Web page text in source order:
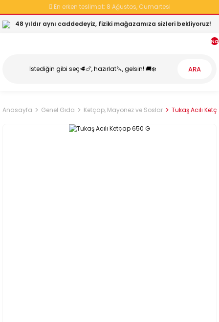
En erken teslimat: 8 Ağustos, Cumartesi
48 yıldır aynı caddedeyiz, fiziki mağazamıza sizleri bekliyoruz!
ARA
Anasayfa Genel Gıda Ketçap, Mayonez ve Soslar Tukaş Acılı